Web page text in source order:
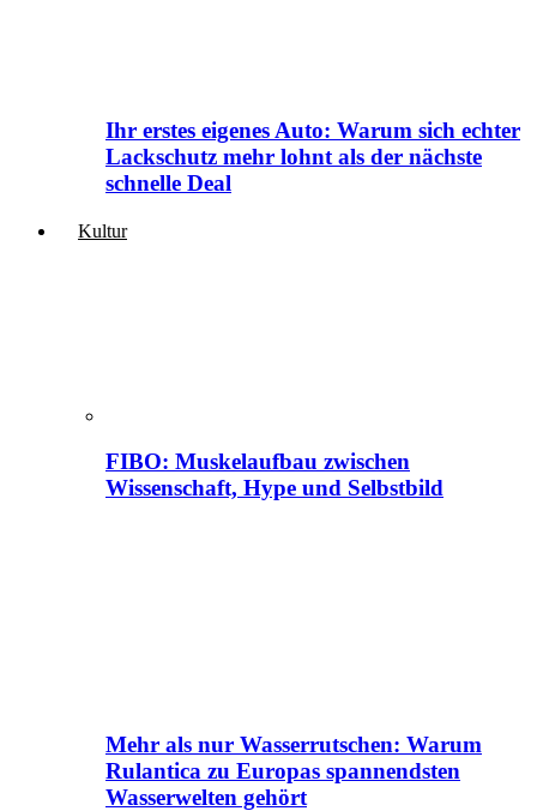
Ihr erstes eigenes Auto: Warum sich echter
Lackschutz mehr lohnt als der nächste
schnelle Deal
Kultur
FIBO: Muskelaufbau zwischen
Wissenschaft, Hype und Selbstbild
Mehr als nur Wasserrutschen: Warum
Rulantica zu Europas spannendsten
Wasserwelten gehört